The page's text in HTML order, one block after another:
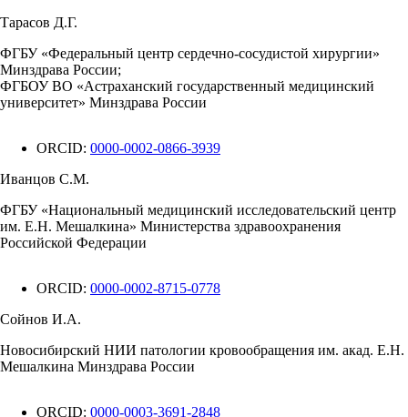
Тарасов Д.Г.
ФГБУ «Федеральный центр сердечно-сосудистой хирургии»
Минздрава России;
ФГБОУ ВО «Астраханский государственный медицинский
университет» Минздрава России
ORCID: 0000-0002-0866-3939
Иванцов С.М.
ФГБУ «Национальный медицинский исследовательский центр
им. Е.Н. Мешалкина» Министерства здравоохранения
Российской Федерации
ORCID: 0000-0002-8715-0778
Сойнов И.А.
Новосибирский НИИ патологии кровообращения им. акад. Е.Н.
Мешалкина Минздрава России
ORCID: 0000-0003-3691-2848